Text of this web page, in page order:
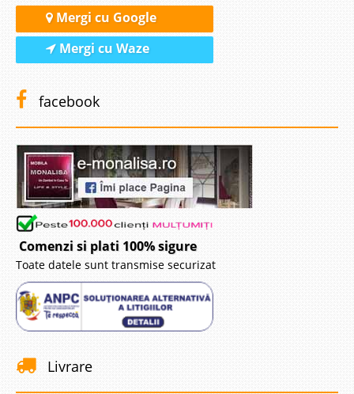
Mergi cu Google
Mergi cu Waze
facebook
Comenzi si plati 100% sigure
Toate datele sunt transmise securizat
Livrare